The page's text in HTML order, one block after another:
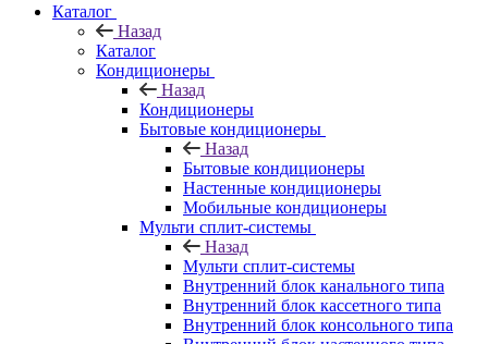
Каталог
Назад
Каталог
Кондиционеры
Назад
Кондиционеры
Бытовые кондиционеры
Назад
Бытовые кондиционеры
Настенные кондиционеры
Мобильные кондиционеры
Мульти сплит-системы
Назад
Мульти сплит-системы
Внутренний блок канального типа
Внутренний блок кассетного типа
Внутренний блок консольного типа